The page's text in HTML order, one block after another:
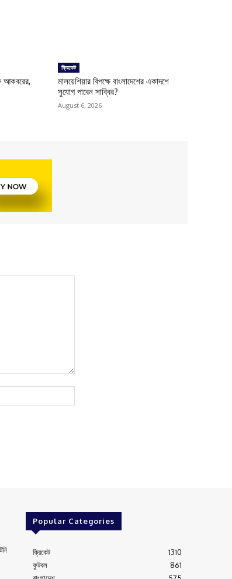
আকবরের,
ক্রিকেট
মালয়েশিয়ার বিপক্ষে বাংলাদেশের একাদশে
সুযোগ পাবেন সাব্বির?
August 6, 2026
Website:
Popular Categories
ক্রিকেট
1310
ফুটবল
861